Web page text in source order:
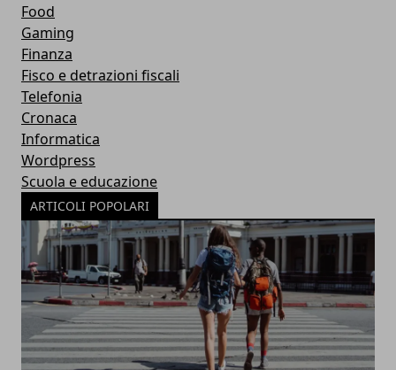
Food
Gaming
Finanza
Fisco e detrazioni fiscali
Telefonia
Cronaca
Informatica
Wordpress
Scuola e educazione
ARTICOLI POPOLARI